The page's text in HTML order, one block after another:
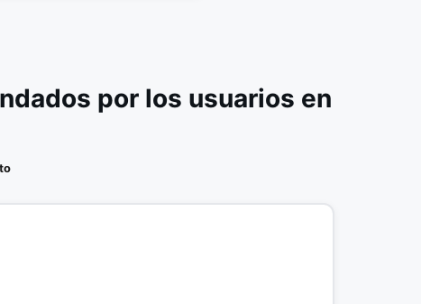
por los usuarios en